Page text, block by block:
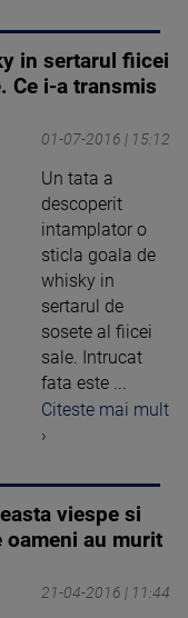
in sertarul fiicei
Ce i-a transmis
01-07-2016 | 15:12
Un tata a
descoperit
intamplator o
sticla goala de
whisky in
sertarul de
sosete al fiicei
sale. Intrucat
fata este ...
Citeste mai mult
›
viespe si
oameni au murit
21-04-2016 | 11:44